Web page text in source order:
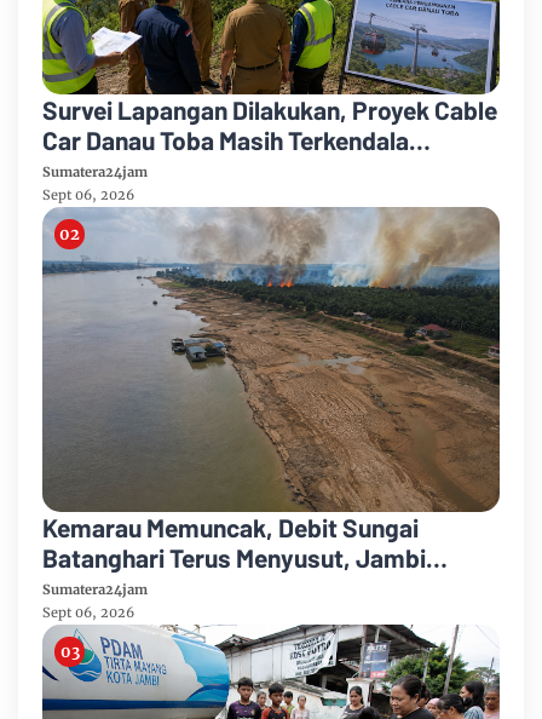
Survei Lapangan Dilakukan, Proyek Cable
Car Danau Toba Masih Terkendala
Pembebasan BPHTB di Sebagian Lahan
Sumatera24jam
Sept 06, 2026
Kemarau Memuncak, Debit Sungai
Batanghari Terus Menyusut, Jambi
Hadapi Ancaman Krisis Air Bersih dan
Karhutla
Sumatera24jam
Sept 06, 2026